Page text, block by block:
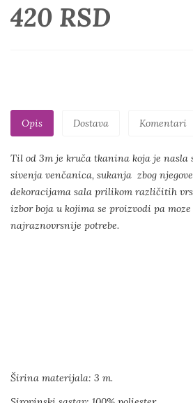
420 RSD
Opis Dostava Komentari
Til od 3m je kruča tkanina koja je
sivenja venčanica, sukanja zbog
dekoracijama sala prilikom različitih
izbor boja u kojima se proizvodi pa
najraznovrsnije potrebe.
Širina materijala: 3 m.